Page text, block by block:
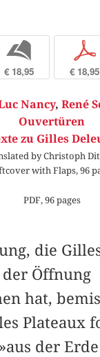
b
€ 18,95
p
€ 18,95
Nancy, René
Ouvertüren
zu Gilles
by Christoph
with Flaps, 96
PDF, 96 pages
die
Öffnung
hat,
Plateaux
der